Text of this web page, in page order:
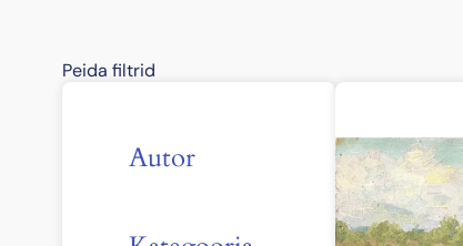
Peida filtrid
Autor